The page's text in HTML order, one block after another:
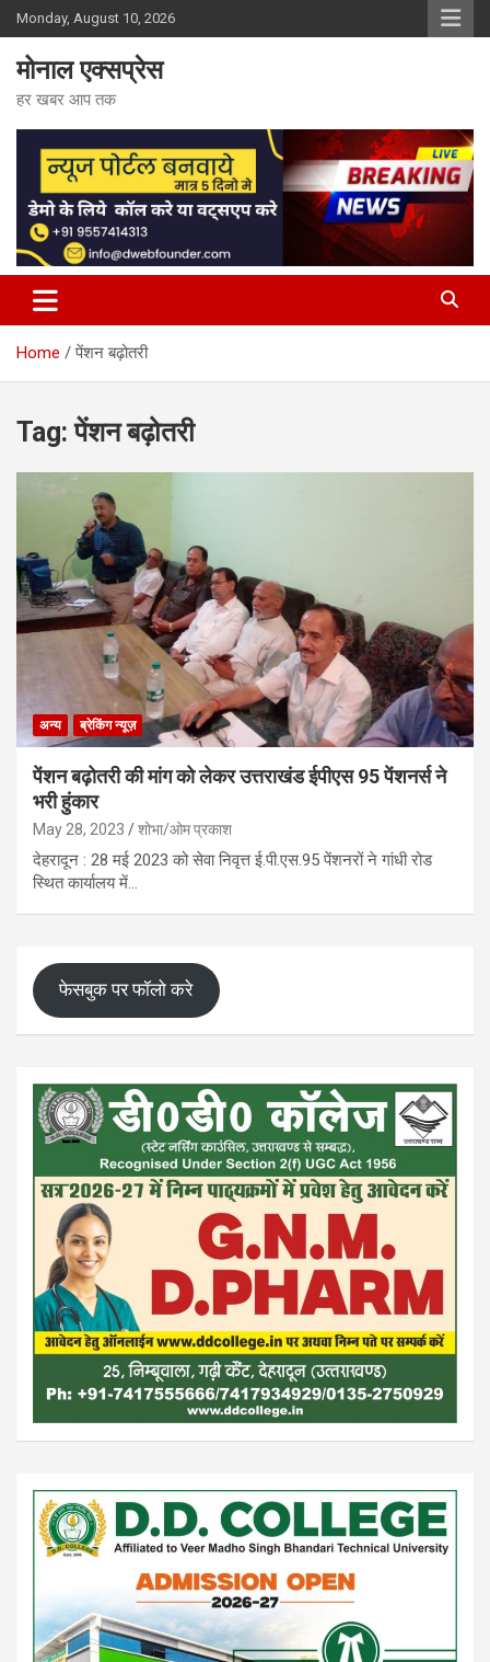
Skip
to
content
Monday, August 10, 2026
मोनाल एक्सप्रेस
हर खबर आप तक
Home पेंशन बढ़ोतरी
Tag:पेंशन बढ़ोतरी
अन्य ब्रेकिंग न्यूज़
पेंशन बढ़ोतरी की मांग को लेकर उत्तराखंड ईपीएस 95 पेंशनर्स ने
भरी हुंकार
May 28, 2023 शोभा/ओम प्रकाश
देहरादून : 28 मई 2023 को सेवा निवृत्त ई.पी.एस.95 पेंशनरों ने गांधी रोड
स्थित कार्यालय में…
फेसबुक पर फॉलो करे